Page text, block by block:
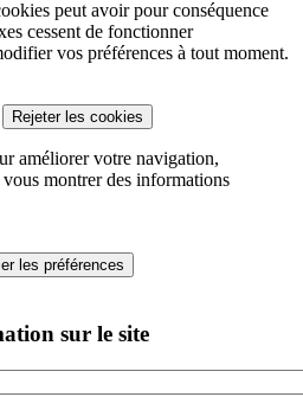
peut avoir pour conséquence
cessent de fonctionner
vos préférences à tout moment.
Rejeter les cookies
améliorer votre navigation,
montrer des informations
les préférences
sur le site